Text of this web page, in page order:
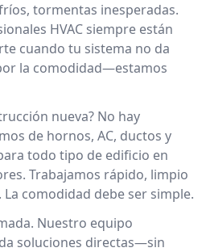
tormentas inesperadas.
HVAC siempre están
cuando tu sistema no da
la comodidad—estamos
nueva? No hay
de hornos, AC, ductos y
todo tipo de edificio en
Trabajamos rápido, limpio
comodidad debe ser simple.
Nuestro equipo
soluciones directas—sin